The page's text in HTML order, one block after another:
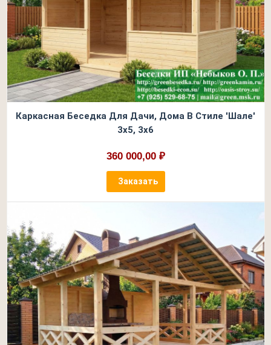
Каркасная Беседка Для Дачи, Дома В Стиле 'Шале'
3х5, 3х6
360 000,00 ₽
Заказать